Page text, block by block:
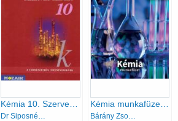
Kémia munkafüzet 9-10. II. kötet
Bárány Zsolt - Hotziné Pócsi Anikó - Marchis Valér